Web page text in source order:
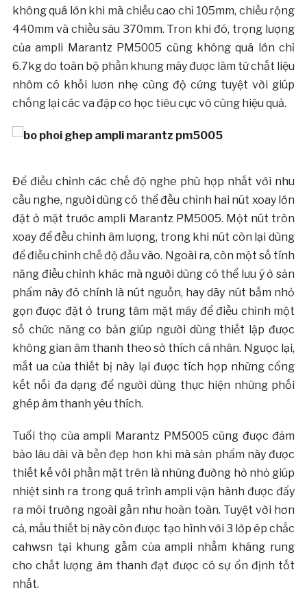
không quá lớn khi mà chiều cao chỉ 105mm, chiều rộng
440mm và chiều sâu 370mm. Tron khi đó, trọng lượng
của ampli Marantz PM5005 cũng không quá lớn chỉ
6.7kg do toàn bộ phần khung máy được làm từ chất liệu
nhôm có khối lươn nhẹ cùng độ cứng tuyệt vời giúp
chống lại các va đập cơ học tiêu cực vô cùng hiệu quả.
Để điều chỉnh các chế độ nghe phù hợp nhất với nhu
cầu nghe, người dùng có thể đều chỉnh hai nút xoay lớn
đặt ở mặt trước ampli Marantz PM5005. Một nút tròn
xoay để đều chỉnh âm lượng, trong khi nút còn lại dùng
để điều chỉnh chế độ đầu vào. Ngoài ra, còn một số tính
năng điều chỉnh khác mà người dùng có thể lưu ý ở sản
phẩm này đó chính là nút nguồn, hay dãy nút bấm nhỏ
gọn được đặt ở trung tâm mặt máy để điều chỉnh một
số chức năng cơ bản giúp người dùng thiết lập được
không gian âm thanh theo sở thích cá nhân. Ngược lại,
mắt ua của thiết bị này lại được tích hợp những cổng
kết nối đa dạng để người dùng thực hiện những phối
ghép âm thanh yêu thích.
Tuổi thọ của ampli Marantz PM5005 cũng được đảm
bảo lâu dài và bền đẹp hơn khi mà sản phẩm này được
thiết kế với phần mặt trên là những đường hở nhỏ giúp
nhiệt sinh ra trong quá trình ampli vận hành được đẩy
ra môi trường ngoài gần như hoàn toàn. Tuyệt vời hơn
cả, mẫu thiết bị này còn được tạo hình với 3 lớp ép chắc
cahwsn tại khung gầm của ampli nhằm kháng rung
cho chất lượng âm thanh đạt được có sự ổn định tốt
nhất.